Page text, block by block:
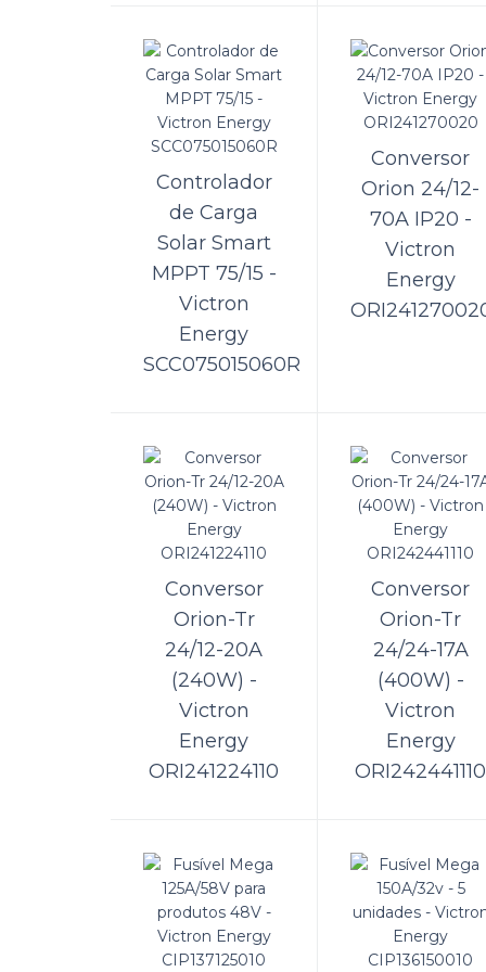
A
Um
Um
Ao
Controlador
de Carga
Solar Smart
MPPT 75/15 -
Victron
Energy
SCC075015060R
Conversor
Orion 24/12-
70A IP20 -
Victron
Energy
Conversor
Orion-Tr
24/12-20A
(240W) -
Victron
Energy
ORI241224110
Conversor
Orion-Tr
24/24-17A
(400W) -
Victron
Energy
ORI242441110